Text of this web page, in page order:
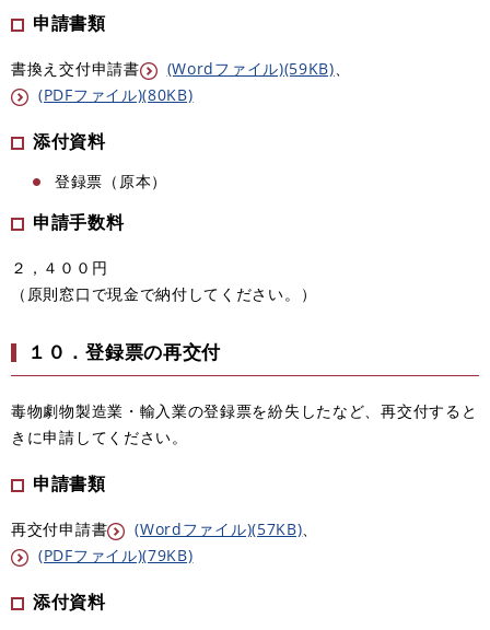
申請書類
書換え交付申請書 (Wordファイル)(59KB)、
(PDFファイル)(80KB)
添付資料
登録票（原本）
申請手数料
２，４００円
（原則窓口で現金で納付してください。）
１０．登録票の再交付
毒物劇物製造業・輸入業の登録票を紛失したなど、再交付すると
きに申請してください。
申請書類
再交付申請書 (Wordファイル)(57KB)、
(PDFファイル)(79KB)
添付資料